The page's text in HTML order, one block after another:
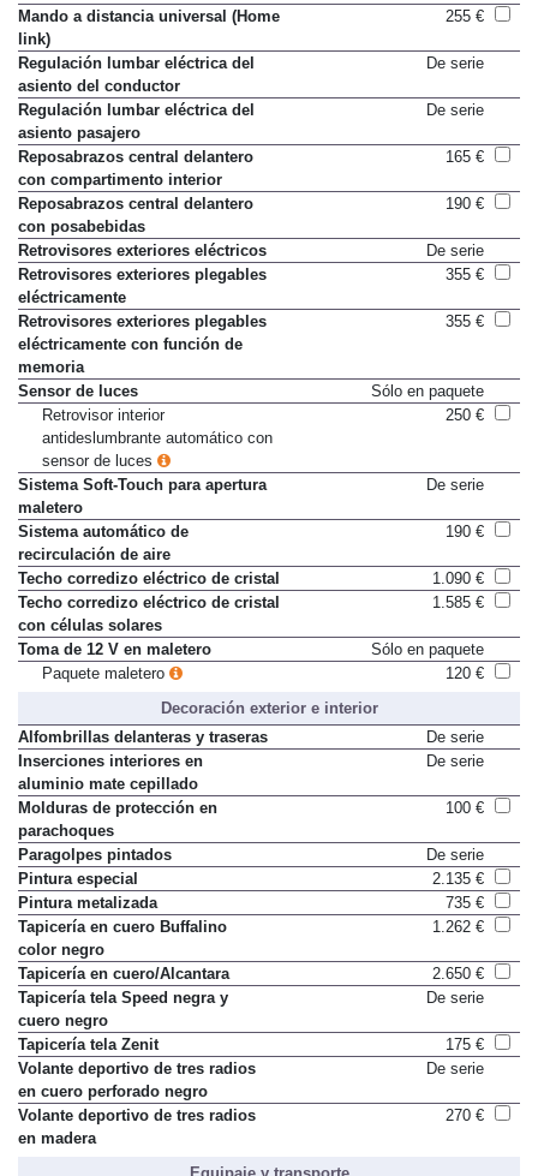
Mando a distancia universal (Home
link)
255 €
Regulación lumbar eléctrica del
asiento del conductor
De serie
Regulación lumbar eléctrica del
asiento pasajero
De serie
Reposabrazos central delantero
con compartimento interior
165 €
Reposabrazos central delantero
con posabebidas
190 €
Retrovisores exteriores eléctricos
De serie
Retrovisores exteriores plegables
eléctricamente
355 €
Retrovisores exteriores plegables
eléctricamente con función de
memoria
355 €
Sensor de luces
Sólo en paquete
Retrovisor interior
antideslumbrante automático con
sensor de luces
250 €
Sistema Soft-Touch para apertura
maletero
De serie
Sistema automático de
recirculación de aire
190 €
Techo corredizo eléctrico de cristal
1.090 €
Techo corredizo eléctrico de cristal
con células solares
1.585 €
Toma de 12 V en maletero
Sólo en paquete
Paquete maletero
120 €
Decoración exterior e interior
Alfombrillas delanteras y traseras
De serie
Inserciones interiores en
aluminio mate cepillado
De serie
Molduras de protección en
parachoques
100 €
Paragolpes pintados
De serie
Pintura especial
2.135 €
Pintura metalizada
735 €
Tapicería en cuero Buffalino
color negro
1.262 €
Tapicería en cuero/Alcantara
2.650 €
Tapicería tela Speed negra y
cuero negro
De serie
Tapicería tela Zenit
175 €
Volante deportivo de tres radios
en cuero perforado negro
De serie
Volante deportivo de tres radios
en madera
270 €